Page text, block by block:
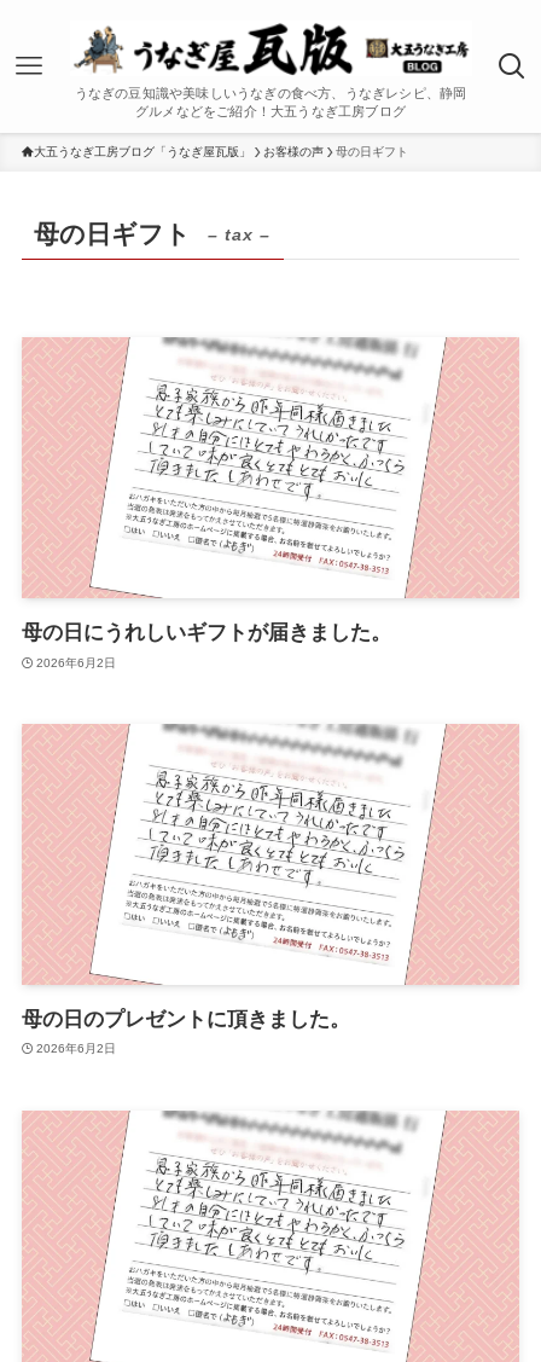
うなぎの豆知識や美味しいうなぎの食べ方、うなぎレシピ、静岡
グルメなどをご紹介！大五うなぎ工房ブログ
大五うなぎ工房ブログ「うなぎ屋瓦版」 お客様の声 母の日ギフト
母の日ギフト – tax –
母の日にうれしいギフトが届きました。
2026年6月2日
母の日のプレゼントに頂きました。
2026年6月2日